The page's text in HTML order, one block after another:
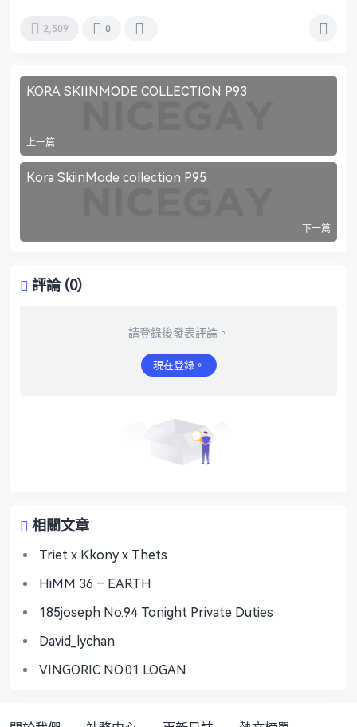
2,509 0
KORA SKIINMODE COLLECTION P93
上一篇
Kora SkiinMode collection P95
下一篇
評論 (0)
請登錄後發表評論。
現在登錄。
相關文章
Triet x Kkony x Thets
HiMM 36 – EARTH
185joseph No.94 Tonight Private Duties
David_lychan
VINGORIC NO.01 LOGAN